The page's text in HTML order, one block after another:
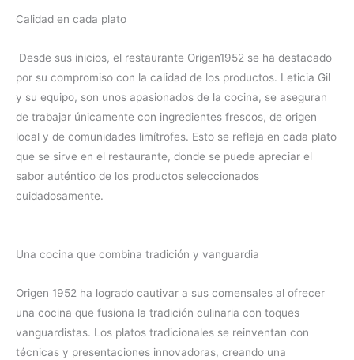
Calidad en cada plato
Desde sus inicios, el restaurante Origen1952 se ha destacado
por su compromiso con la calidad de los productos. Leticia Gil
y su equipo, son unos apasionados de la cocina, se aseguran
de trabajar únicamente con ingredientes frescos, de origen
local y de comunidades limítrofes. Esto se refleja en cada plato
que se sirve en el restaurante, donde se puede apreciar el
sabor auténtico de los productos seleccionados
cuidadosamente.
Una cocina que combina tradición y vanguardia
Origen 1952 ha logrado cautivar a sus comensales al ofrecer
una cocina que fusiona la tradición culinaria con toques
vanguardistas. Los platos tradicionales se reinventan con
técnicas y presentaciones innovadoras, creando una